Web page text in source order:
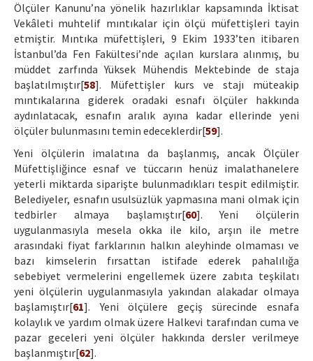
Ölçüler Kanunu’na yönelik hazırlıklar kapsamında İktisat
Vekâleti muhtelif mıntıkalar için ölçü müfettişleri tayin
etmiştir. Mıntıka müfettişleri, 9 Ekim 1933’ten itibaren
İstanbul’da Fen Fakültesi’nde açılan kurslara alınmış, bu
müddet zarfında Yüksek Mühendis Mektebinde de staja
başlatılmıştır[58]. Müfettişler kurs ve stajı müteakip
mıntıkalarına giderek oradaki esnafı ölçüler hakkında
aydınlatacak, esnafın aralık ayına kadar ellerinde yeni
ölçüler bulunmasını temin edeceklerdir[59].
Yeni ölçülerin imalatına da başlanmış, ancak Ölçüler
Müfettişliğince esnaf ve tüccarın henüz imalathanelere
yeterli miktarda siparişte bulunmadıkları tespit edilmiştir.
Belediyeler, esnafın usulsüzlük yapmasına mani olmak için
tedbirler almaya başlamıştır[60]. Yeni ölçülerin
uygulanmasıyla mesela okka ile kilo, arşın ile metre
arasındaki fiyat farklarının halkın aleyhinde olmaması ve
bazı kimselerin fırsattan istifade ederek pahalılığa
sebebiyet vermelerini engellemek üzere zabıta teşkilatı
yeni ölçülerin uygulanmasıyla yakından alakadar olmaya
başlamıştır[61]. Yeni ölçülere geçiş sürecinde esnafa
kolaylık ve yardım olmak üzere Halkevi tarafından cuma ve
pazar geceleri yeni ölçüler hakkında dersler verilmeye
başlanmıştır[62].